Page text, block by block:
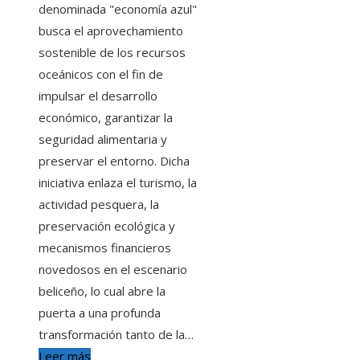
denominada "economía azul"
busca el aprovechamiento
sostenible de los recursos
oceánicos con el fin de
impulsar el desarrollo
económico, garantizar la
seguridad alimentaria y
preservar el entorno. Dicha
iniciativa enlaza el turismo, la
actividad pesquera, la
preservación ecológica y
mecanismos financieros
novedosos en el escenario
beliceño, lo cual abre la
puerta a una profunda
transformación tanto de la…
Leer más